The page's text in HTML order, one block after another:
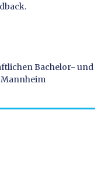
Bachelor- und